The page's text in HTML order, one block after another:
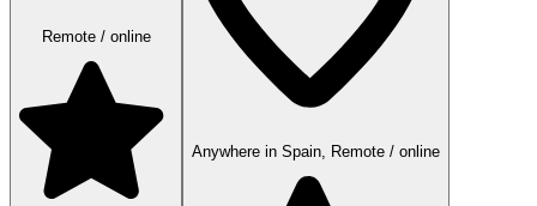
Remote / online
Anywhere in Spain, Remote / online